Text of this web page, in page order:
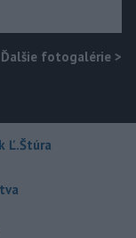
Ďalšie fotogalérie >
Ľ.Štúra